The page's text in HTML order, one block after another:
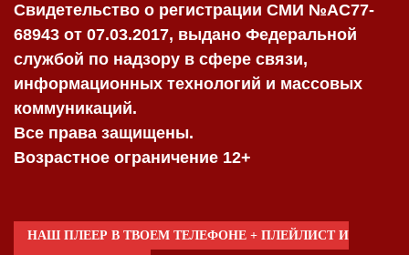
Свидетельство о регистрации СМИ №AC77-
68943 от 07.03.2017, выдано Федеральной
службой по надзору в сфере связи,
информационных технологий и массовых
коммуникаций.
Все права защищены.
Возрастное ограничение 12+
НАШ ПЛЕЕР В ТВОЕМ ТЕЛЕФОНЕ + ПЛЕЙЛИСТ И